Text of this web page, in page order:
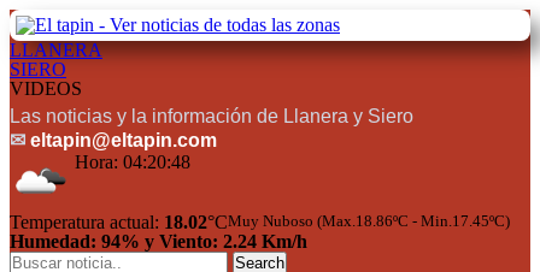
LLANERA
SIERO
VIDEOS
Las noticias y la información de Llanera y Siero
✉ eltapin@eltapin.com
Hora: 04:20:48
Temperatura actual: 18.02°CMuy Nuboso (Max.18.86ºC - Min.17.45ºC)
Humedad: 94% y Viento: 2.24 Km/h